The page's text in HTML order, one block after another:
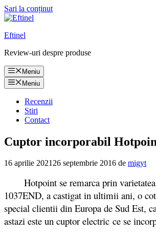
Sari la conținut
Eftinel
Review-uri despre produse
Meniu
Meniu
Recenzii
Stiri
Contact
Cuptor incorporabil
16 aprilie 202126 septembrie 2016 de migyt
Hotpoint se remarca prin
1037END, a castigat in ultimii ani, o
special clientii din Europa de Sud Est,
astazi este un cuptor electric ce se